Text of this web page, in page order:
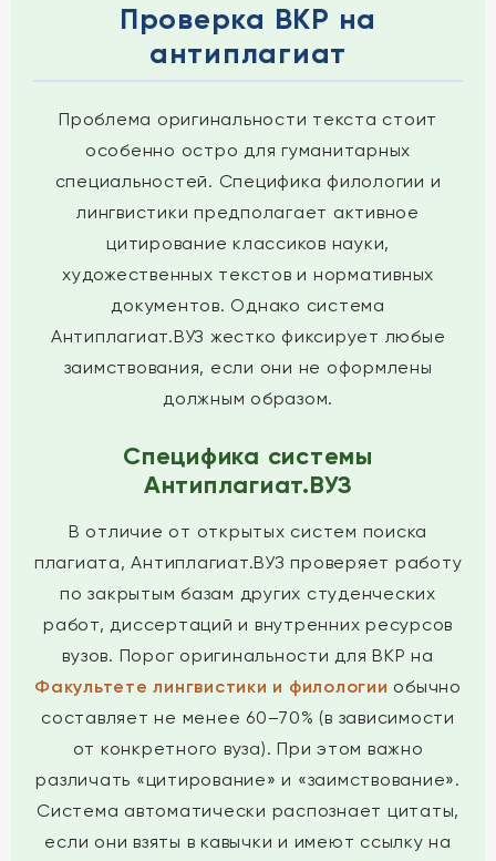
Проверка ВКР на
антиплагиат
Проблема оригинальности текста стоит
особенно остро для гуманитарных
специальностей. Специфика филологии и
лингвистики предполагает активное
цитирование классиков науки,
художественных текстов и нормативных
документов. Однако система
Антиплагиат.ВУЗ жестко фиксирует любые
заимствования, если они не оформлены
должным образом.
Специфика системы
Антиплагиат.ВУЗ
В отличие от открытых систем поиска
плагиата, Антиплагиат.ВУЗ проверяет работу
по закрытым базам других студенческих
работ, диссертаций и внутренних ресурсов
вузов. Порог оригинальности для ВКР на
Факультете лингвистики и филологии обычно
составляет не менее 60–70% (в зависимости
от конкретного вуза). При этом важно
различать «цитирование» и «заимствование».
Система автоматически распознает цитаты,
если они взяты в кавычки и имеют ссылку на